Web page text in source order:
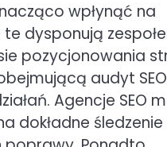
wpłynąć na
dysponują
pozycjonowania
audyt
Agencje SEO
dokładne śledzenie